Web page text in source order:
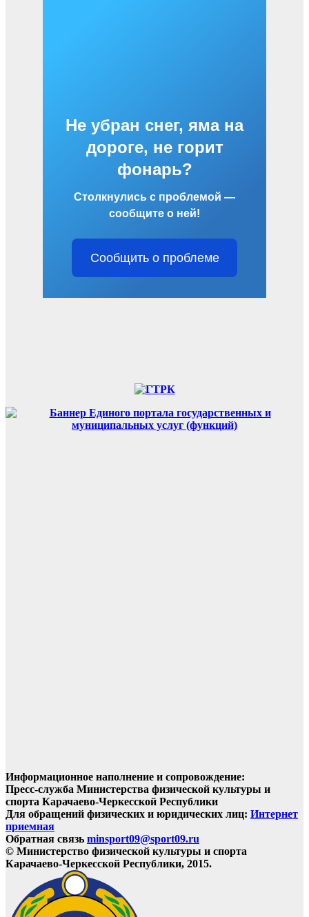
Не убран снег, яма на
дороге, не горит
фонарь?
Столкнулись с проблемой —
сообщите о ней!
Сообщить о проблеме
Информационное наполнение и сопровождение:
Пресс-служба Министерства физической культуры и
спорта Карачаево-Черкесской Республики
Для обращений физических и юридических лиц: Интернет
приемная
Обратная связь minsport09@sport09.ru
© Министерство физической культуры и спорта
Карачаево-Черкесской Республики, 2015.